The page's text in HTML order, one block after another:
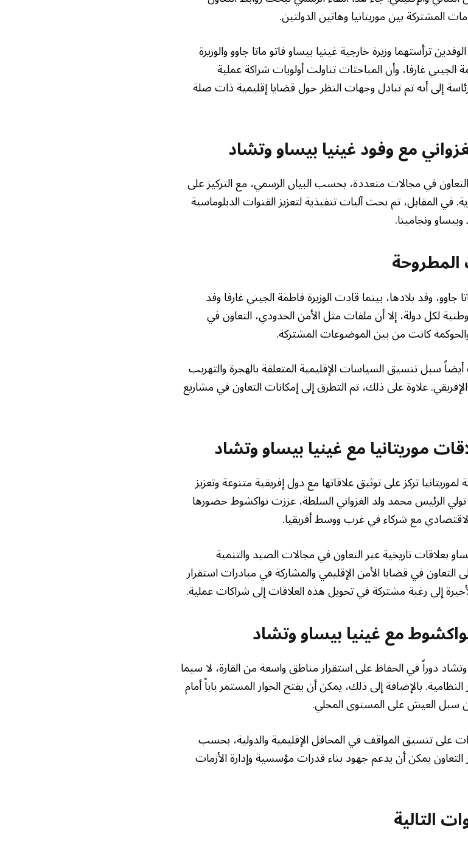
المشتركة بين موريتانيا وهاتين الدولتين.
ترأستهما وزيرة خارجية غينيا بيساو فاتو ماتا جاوو والوزيرة
الجيني غارفا، وأن المباحثات تناولت أولويات شراكة عملية
إلى أنه تم تبادل وجهات النظر حول قضايا إقليمية ذات صلة
مع وفود غينيا بيساو وتشاد
في مجالات متعددة، بحسب البيان الرسمي، مع التركيز على
في المقابل، تم بحث آليات تنفيذية لتعزيز القنوات الدبلوماسية
ونجامينا.
المطروحة
جاوو، وفد بلادها، بينما قادت الوزيرة فاطمة الجيني غارفا وفد
لكل دولة، إلا أن ملفات مثل الأمن الحدودي، التعاون في
كانت من بين الموضوعات المشتركة.
سبل تنسيق السياسات الإقليمية المتعلقة بالهجرة والتهريب
علاوة على ذلك، تم التطرق إلى إمكانات التعاون في مشاريع
موريتانيا مع غينيا بيساو وتشاد
تركز على توثيق علاقاتها مع دول إفريقية متنوعة وتعزيز
تولي الرئيس محمد ولد الغزواني السلطة، عززت نواكشوط حضورها
مع شركاء في غرب ووسط أفريقيا.
بعلاقات تاريخية عبر التعاون في مجالات الصيد والتنمية
التعاون في قضايا الأمن الإقليمي والمشاركة في مبادرات استقرار
إلى رغبة مشتركة في تحويل هذه العلاقات إلى شراكات عملية.
نواكشوط مع غينيا بيساو وتشاد
وتشاد دوراً في الحفاظ على استقرار مناطق واسعة من القارة، لا سيما
بالإضافة إلى ذلك، يمكن أن يفتح الحوار المستمر باباً أمام
سبل العيش على المستوى المحلي.
على تنسيق المواقف في المحافل الإقليمية والدولية، بحسب
يمكن أن يدعم جهود بناء قدرات مؤسسية وإدارة الأزمات
التالية